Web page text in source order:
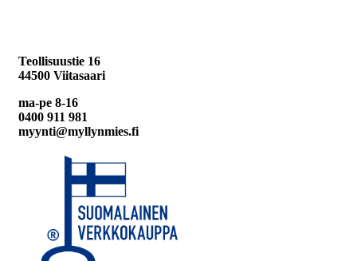
Teollisuustie 16
44500 Viitasaari
ma-pe 8-16
0400 911 981
myynti@myllynmies.fi